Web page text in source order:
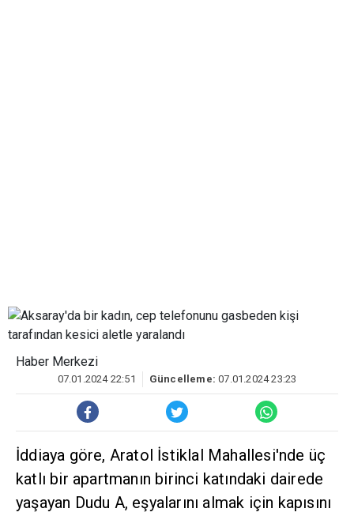
Haber Merkezi
07.01.2024 22:51 Güncelleme: 07.01.2024 23:23
İddiaya göre, Aratol İstiklal Mahallesi'nde üç
katlı bir apartmanın birinci katındaki dairede
yaşayan Dudu A, eşyalarını almak için kapısını